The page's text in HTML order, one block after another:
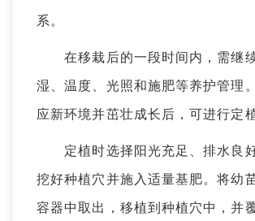
系。
在移栽后的一段时间内，需继
湿、温度、光照和施肥等养护管理
应新环境并茁壮成长后，可进行定植
定植时选择阳光充足、排水良好
挖好种植穴并施入适量基肥。将幼
容器中取出，移植到种植穴中，并